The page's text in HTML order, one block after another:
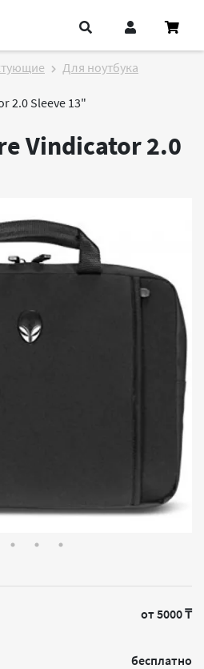
Для ноутбука
2.0 Sleeve 13"
Vindicator 2.0
от 5000 ₸
бесплатно